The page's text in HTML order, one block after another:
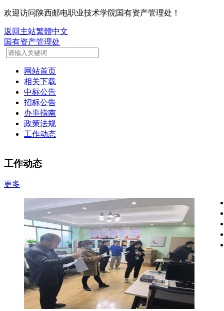
欢迎访问陕西邮电职业技术学院国有资产管理处！
返回主站繁體中文
国有资产管理处
网站首页
相关下载
中标公告
招标公告
办事指南
政策法规
工作动态
工作动态
更多